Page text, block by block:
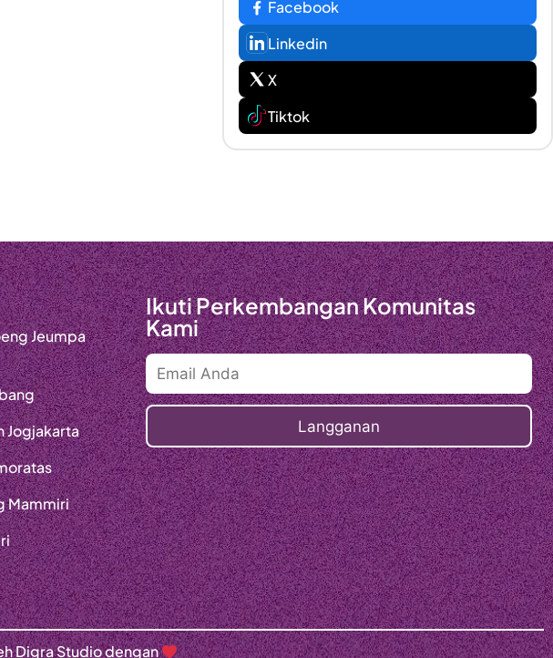
Facebook
Linkedin
X
Tiktok
Jeumpa
Jogjakarta
Mammiri
Ikuti Perkembangan Komunitas
Kami
Digra Studio dengan